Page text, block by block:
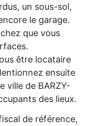
un sous-sol,
le garage.
que vous
être locataire
ensuite
ville de BARZY-
des lieux.
de référence,